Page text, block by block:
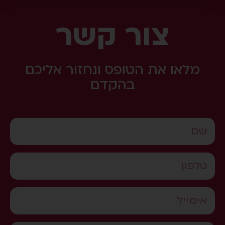
צור קשר
מלאו את הטופס ונחזור אליכם
בהקדם